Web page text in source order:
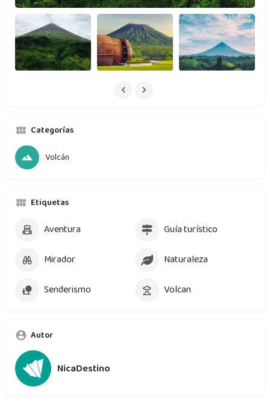
Categorías
Volcán
Etiquetas
Aventura
Guía turístico
Mirador
Naturaleza
Senderismo
Volcan
Autor
NicaDestino